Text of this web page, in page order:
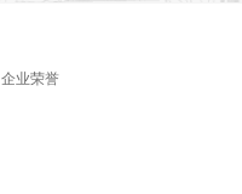
企业荣誉